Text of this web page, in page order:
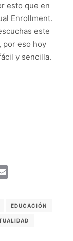
esto que en
Enrollment.
este
por eso hoy
y sencilla.
EDUCACIÓN